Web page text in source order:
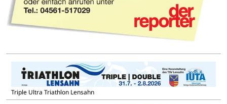
Triple Ultra Triathlon Lensahn